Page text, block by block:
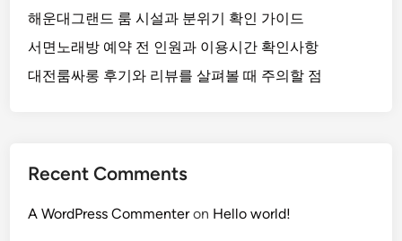
해운대그랜드 룸 시설과 분위기 확인 가이드
서면노래방 예약 전 인원과 이용시간 확인사항
대전룸싸롱 후기와 리뷰를 살펴볼 때 주의할 점
Recent Comments
A WordPress Commenteron Hello world!